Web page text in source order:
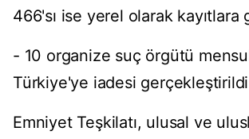
466'sı ise yerel olarak kayıtlara
- 10 organize suç örgütü
Türkiye'ye iadesi gerçekleştirildi
Emniyet Teşkilatı, ulusal ve